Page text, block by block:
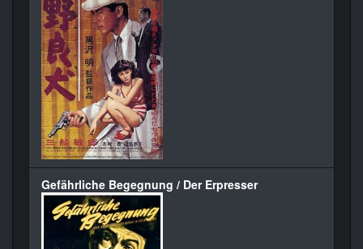
Gefährliche Begegnung / Der Erpresser